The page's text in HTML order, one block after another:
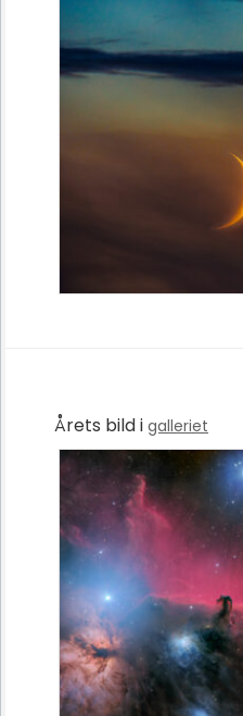
Årets bild i galleriet